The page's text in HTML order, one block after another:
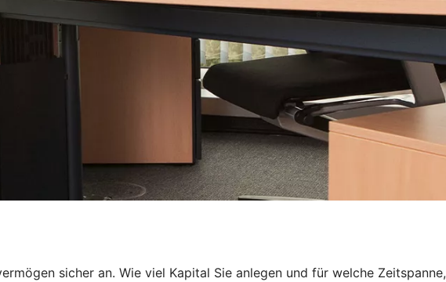
sicher an. Wie viel Kapital Sie anlegen und für welche Zeitspanne,